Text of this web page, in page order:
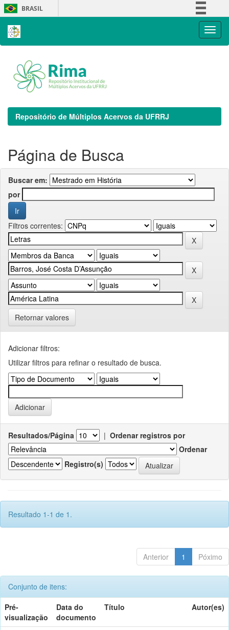
Skip
navigation
BRASIL
Repositório de Múltiplos Acervos da UFRRJ
Página de Busca
Buscar em:
por
Filtros correntes:
Retornar valores
Adicionar filtros:
Utilizar filtros para refinar o resultado de busca.
Resultados/Página | Ordenar registros por
Ordenar
Registro(s)
Resultado 1-1 de 1.
Anterior 1 Póximo
Conjunto de itens:
Pré-
visualização
Data do
documento
Título Autor(es)